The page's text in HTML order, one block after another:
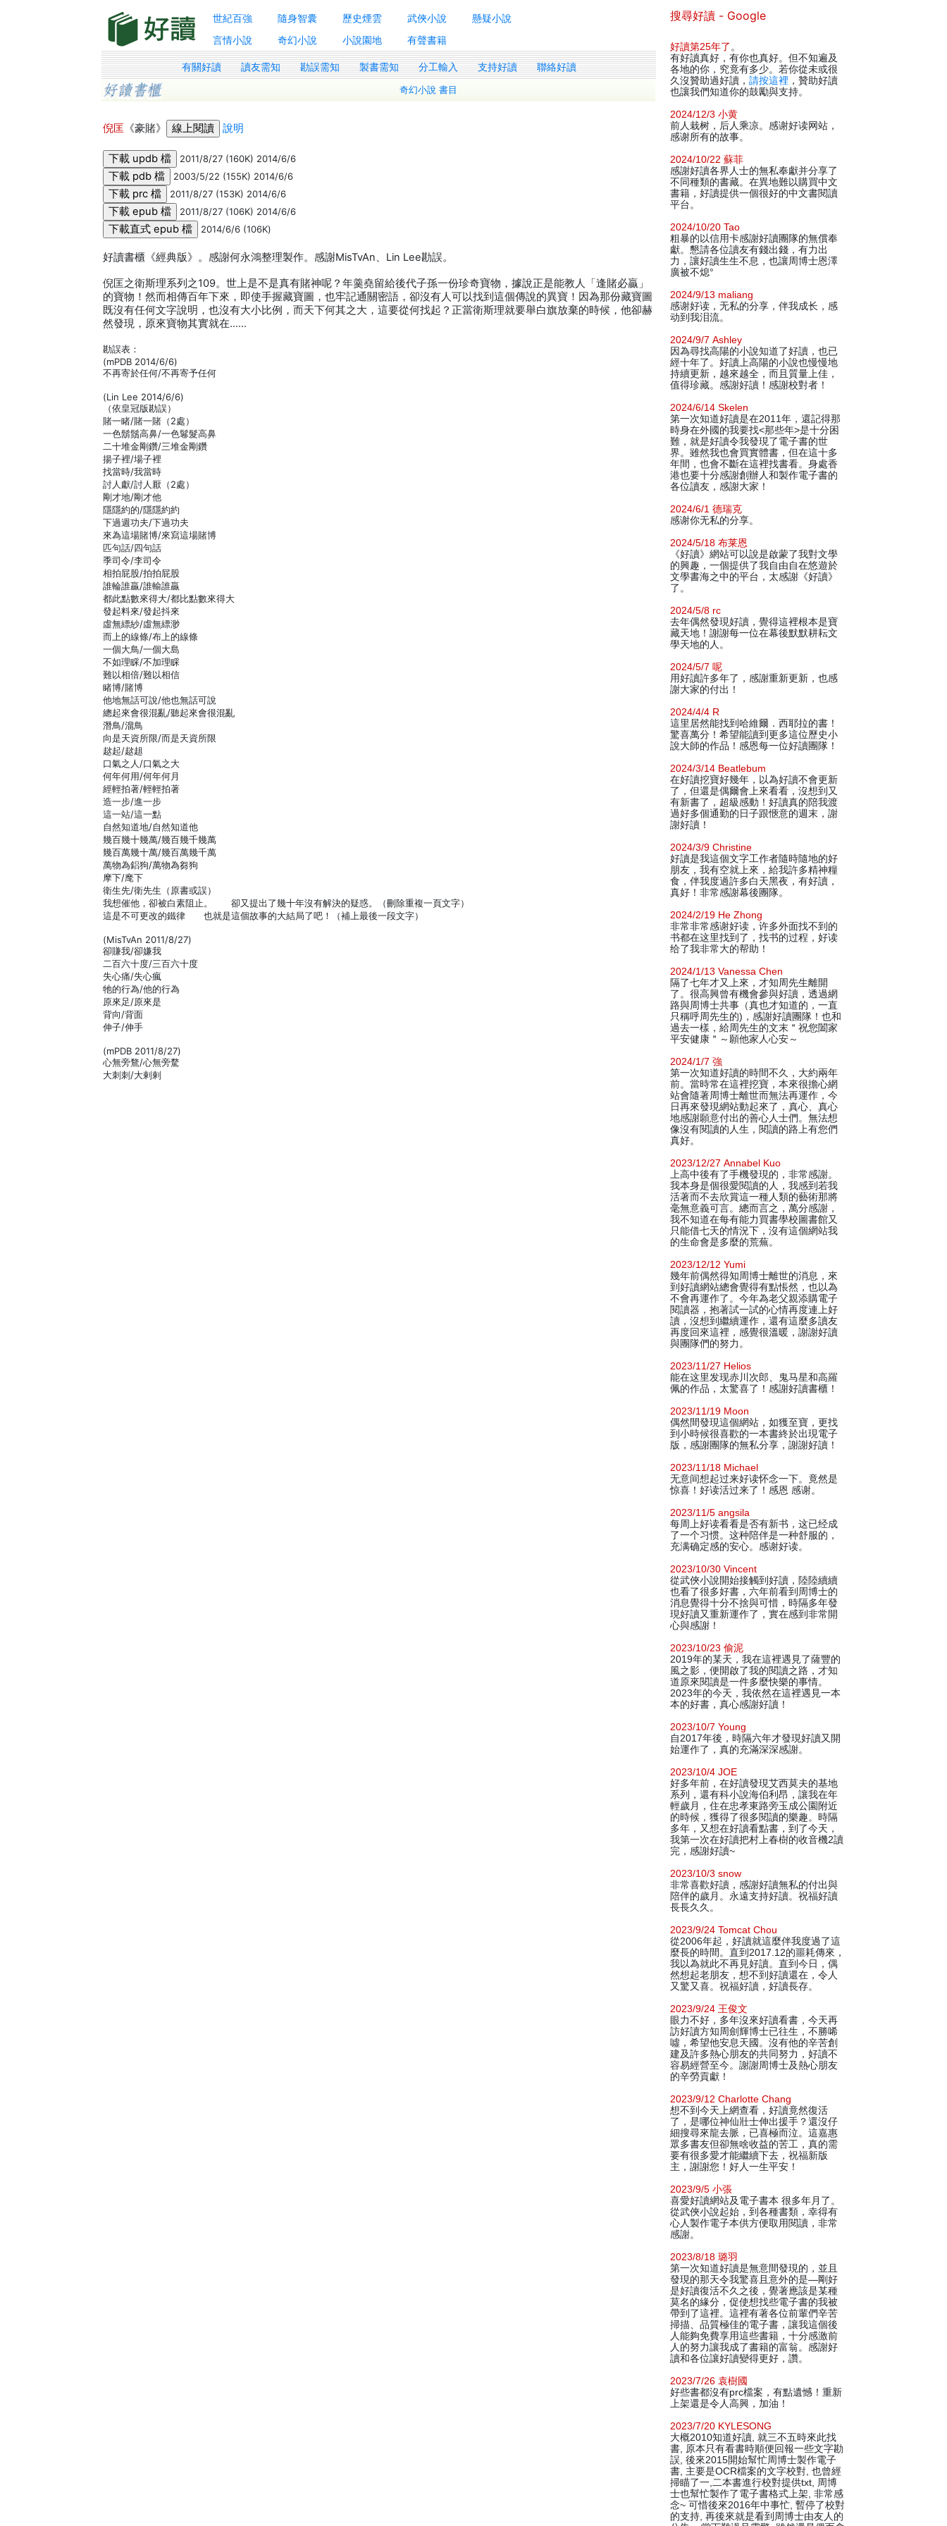
世紀百強 隨身智囊 歷史煙雲 武俠小說
懸疑小說
言情小說
奇幻小說 小說園地 有聲書籍
有關好讀 讀友需知 勘誤需知 製書需知 分工輸入 支持好讀 聯絡好讀
奇幻小說 書目
倪匡 《豪賭》 說明
2011/8/27 (160K) 2014/6/6
2003/5/22 (155K) 2014/6/6
2011/8/27 (153K) 2014/6/6
2011/8/27 (106K) 2014/6/6
2014/6/6 (106K)
好讀書櫃《經典版》。感謝何永鴻整理製作。感謝MisTvAn、Lin Lee勘誤。
倪匡之衛斯理系列之109。世上是不是真有賭神呢？年羹堯留給後代子孫一份珍奇寶物，據說正是能教人「逢賭必贏」
的寶物！然而相傳百年下來，即使手握藏寶圖，也牢記通關密語，卻沒有人可以找到這個傳說的異寶！因為那份藏寶圖
既沒有任何文字說明，也沒有大小比例，而天下何其之大，這要從何找起？正當衛斯理就要舉白旗放棄的時候，他卻赫
然發現，原來寶物其實就在……
勘誤表：
(mPDB 2014/6/6)
不再寄於任何/不再寄予任何
(Lin Lee 2014/6/6)
（依皇冠版勘誤）
賭一睹/賭一賭（2處）
一色鬍鬚高鼻/一色鬈髮高鼻
二十堆金剛鑽/三堆金剛鑽
揚子裡/場子裡
找當時/我當時
討人獻/討人厭（2處）
剛才地/剛才他
隱隱約的/隱隱約約
下過週功夫/下過功夫
來為這場賭博/來寫這場賭博
匹句話/四句話
季司令/李司令
相拍屁股/拍拍屁股
誰輪誰贏/誰輸誰贏
都此點數來得大/都比點數來得大
發起料來/發起抖來
虛無縹紗/虛無縹渺
而上的線條/布上的線條
一個大鳥/一個大島
不如理睬/不加理睬
難以相倍/難以相信
睹博/賭博
他地無話可說/他也無話可說
總起來會很混亂/聽起來會很混亂
潛鳥/溜鳥
向是天資所限/而是天資所限
趑起/趑趄
口氣之人/口氣之大
何年何用/何年何月
經輕拍著/輕輕拍著
造一步/進一步
這一站/這一點
自然知道地/自然知道他
幾百幾十幾萬/幾百幾千幾萬
幾百萬幾十萬/幾百萬幾千萬
萬物為鋁狗/萬物為芻狗
摩下/麾下
衛生先/衛先生（原書或誤）
我想催他，卻被白素阻止。 卻又提出了幾十年沒有解決的疑惑。（刪除重複一頁文字）
這是不可更改的鐵律 也就是這個故事的大結局了吧！（補上最後一段文字）
(MisTvAn 2011/8/27)
卻賺我/卻嫌我
二百六十度/三百六十度
失心痛/失心瘋
牠的行為/他的行為
原來足/原來是
背向/背面
伸子/伸手
(mPDB 2011/8/27)
心無旁鶩/心無旁騖
大刺刺/大剌剌
搜尋好讀 - Google
好讀第25年了 。
有好讀真好，有你也真好。但不知遍及
各地的你，究竟有多少。若你從未或很
久沒贊助過好讀， 請按這裡 ，贊助好讀
也讓我們知道你的鼓勵與支持。
2024/12/3 小黄
前人栽树，后人乘凉。感谢好读网站，
感谢所有的故事。
2024/10/22 蘇菲
感謝好讀各界人士的無私奉獻并分享了
不同種類的書藏。在異地難以購買中文
書籍，好讀提供一個很好的中文書閱讀
平台。
2024/10/20 Tao
粗暴的以信用卡感謝好讀團隊的無償奉
獻。懇請各位讀友有錢出錢，有力出
力，讓好讀生生不息，也讓周博士恩澤
廣被不熄°
2024/9/13 maliang
感谢好读，无私的分享，伴我成长，感
动到我泪流。
2024/9/7 Ashley
因為尋找高陽的小說知道了好讀，也已
經十年了。好讀上高陽的小說也慢慢地
持續更新，越來越全，而且質量上佳，
值得珍藏。感謝好讀！感謝校對者！
2024/6/14 Skelen
第一次知道好讀是在2011年，還記得那
時身在外國的我要找<那些年>是十分困
難，就是好讀令我發現了電子書的世
界。雖然我也會買實體書，但在這十多
年間，也會不斷在這裡找書看。身處香
港也要十分感謝創辦人和製作電子書的
各位讀友，感謝大家！
2024/6/1 德瑞克
感谢你无私的分享。
2024/5/18 布莱恩
《好讀》網站可以說是啟蒙了我對文學
的興趣，一個提供了我自由自在悠遊於
文學書海之中的平台，太感謝《好讀》
了。
2024/5/8 rc
去年偶然發現好讀，覺得這裡根本是寶
藏天地！謝謝每一位在幕後默默耕耘文
學天地的人。
2024/5/7 呢
用好讀許多年了，感謝重新更新，也感
謝大家的付出！
2024/4/4 R
這里居然能找到哈維爾．西耶拉的書！
驚喜萬分！希望能讀到更多這位歷史小
說大師的作品！感恩每一位好讀團隊！
2024/3/14 Beatlebum
在好讀挖寶好幾年，以為好讀不會更新
了，但還是偶爾會上來看看，沒想到又
有新書了，超級感動！好讀真的陪我渡
過好多個通勤的日子跟愜意的週末，謝
謝好讀！
2024/3/9 Christine
好讀是我這個文字工作者隨時隨地的好
朋友，我有空就上來，給我許多精神糧
食，伴我度過許多白天黑夜，有好讀，
真好！非常感謝幕後團隊。
2024/2/19 He Zhong
非常非常感谢好读，许多外面找不到的
书都在这里找到了，找书的过程，好读
给了我非常大的帮助！
2024/1/13 Vanessa Chen
隔了七年才又上來，才知周先生離開
了。很高興曾有機會參與好讀，透過網
路與周博士共事（真也才知道的，一直
只稱呼周先生的)，感謝好讀團隊！也和
過去一樣，給周先生的文末＂祝您闔家
平安健康＂～願他家人心安～
2024/1/7 強
第一次知道好讀的時間不久，大約兩年
前。當時常在這裡挖寶，本來很擔心網
站會隨著周博士離世而無法再運作，今
日再來發現網站動起來了，真心、真心
地感謝願意付出的善心人士們。無法想
像沒有閱讀的人生，閱讀的路上有您們
真好。
2023/12/27 Annabel Kuo
上高中後有了手機發現的，非常感謝。
我本身是個很愛閱讀的人，我感到若我
活著而不去欣賞這一種人類的藝術那將
毫無意義可言。總而言之，萬分感謝，
我不知道在每有能力買書學校圖書館又
只能借七天的情況下，沒有這個網站我
的生命會是多麼的荒蕪。
2023/12/12 Yumi
幾年前偶然得知周博士離世的消息，來
到好讀網站總會覺得有點悵然，也以為
不會再運作了。今年為老父親添購電子
閱讀器，抱著試一試的心情再度連上好
讀，沒想到繼續運作，還有這麼多讀友
再度回來這裡，感覺很溫暖，謝謝好讀
與團隊們的努力。
2023/11/27 Helios
能在这里发现赤川次郎、鬼马星和高羅
佩的作品，太驚喜了！感謝好讀書櫃！
2023/11/19 Moon
偶然間發現這個網站，如獲至寶，更找
到小時候很喜歡的一本書終於出現電子
版，感謝團隊的無私分享，謝謝好讀！
2023/11/18 Michael
无意间想起过来好读怀念一下。竟然是
惊喜！好读活过来了！感恩 感谢。
2023/11/5 angsila
每周上好读看看是否有新书，这已经成
了一个习惯。这种陪伴是一种舒服的，
充满确定感的安心。感谢好读。
2023/10/30 Vincent
從武俠小說開始接觸到好讀，陸陸續續
也看了很多好書，六年前看到周博士的
消息覺得十分不捨與可惜，時隔多年發
現好讀又重新運作了，實在感到非常開
心與感謝！
2023/10/23 偷泥
2019年的某天，我在這裡遇見了薩豐的
風之影，便開啟了我的閱讀之路，才知
道原來閱讀是一件多麼快樂的事情。
2023年的今天，我依然在這裡遇見一本
本的好書，真心感謝好讀！
2023/10/7 Young
自2017年後，時隔六年才發現好讀又開
始運作了，真的充滿深深感謝。
2023/10/4 JOE
好多年前，在好讀發現艾西莫夫的基地
系列，還有科小說海伯利昂，讓我在年
輕歲月，住在忠孝東路旁玉成公園附近
的時候，獲得了很多閱讀的樂趣。時隔
多年，又想在好讀看點書，到了今天，
我第一次在好讀把村上春樹的收音機2讀
完，感謝好讀~
2023/10/3 snow
非常喜歡好讀，感謝好讀無私的付出與
陪伴的歲月。永遠支持好讀。祝福好讀
長長久久。
2023/9/24 Tomcat Chou
從2006年起，好讀就這麼伴我度過了這
麼長的時間。直到2017.12的噩耗傳來，
我以為就此不再見好讀。直到今日，偶
然想起老朋友，想不到好讀還在，令人
又驚又喜。祝福好讀，好讀長存。
2023/9/24 王俊文
眼力不好，多年沒來好讀看書，今天再
訪好讀方知周劍輝博士已往生，不勝唏
噓，希望他安息天國。沒有他的辛苦創
建及許多熱心朋友的共同努力，好讀不
容易經營至今。謝謝周博士及熱心朋友
的辛勞貢獻！
2023/9/12 Charlotte Chang
想不到今天上網查看，好讀竟然復活
了，是哪位神仙壯士伸出援手？還沒仔
細搜尋來龍去脈，已喜極而泣。這嘉惠
眾多書友但卻無啥收益的苦工，真的需
要有很多愛才能繼續下去，祝福新版
主，謝謝您！好人一生平安！
2023/9/5 小張
喜愛好讀網站及電子書本 很多年月了。
從武俠小說起始，到各種書類，幸得有
心人製作電子本供方便取用閱讀，非常
感謝。
2023/8/18 璐羽
第一次知道好讀是無意間發現的，並且
發現的那天令我驚喜且意外的是—剛好
是好讀復活不久之後，覺著應該是某種
莫名的緣分，促使想找些電子書的我被
帶到了這裡。這裡有著各位前輩們辛苦
掃描、品質極佳的電子書，讓我這個後
人能夠免費享用這些書籍，十分感激前
人的努力讓我成了書籍的富翁。感謝好
讀和各位讓好讀變得更好，讚。
2023/7/26 袁樹國
好些書都沒有prc檔案，有點遺憾！重新
上架還是令人高興，加油！
2023/7/20 KYLESONG
大概2010知道好讀, 就三不五時來此找
書, 原本只有看書時順便回報一些文字勘
誤, 後來2015開始幫忙周博士製作電子
書, 主要是OCR檔案的文字校對, 也曾經
掃瞄了一,二本書進行校對提供txt, 周博
士也幫忙製作了電子書格式上架, 非常感
念~ 可惜後來2016年中事忙, 暫停了校對
的支持, 再後來就是看到周博士由友人的